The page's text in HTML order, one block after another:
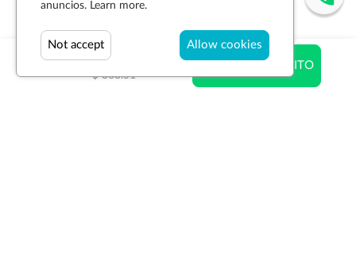
$ 368.51
$ 368.51
AÑADIR AL CARRITO
anuncios. Learn more.
Allow cookies
Not accept